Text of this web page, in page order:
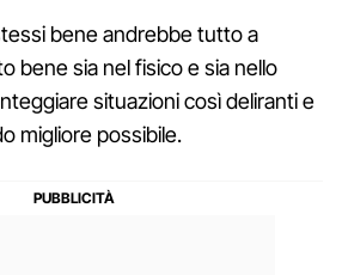
bene andrebbe tutto a
bene sia nel fisico e sia nello
situazioni così deliranti e
migliore possibile.